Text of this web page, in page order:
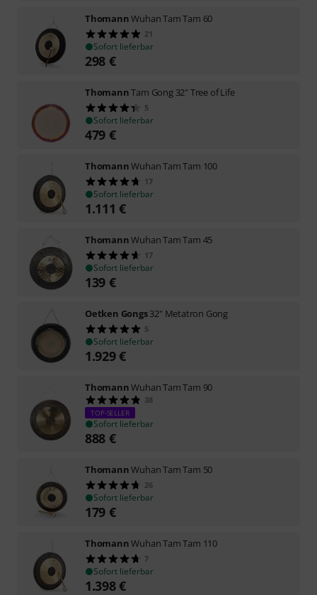
ThomannWuhan Tam Tam 60
21
Sofort lieferbar
298 €
ThomannTam Gong 32" Tree of Life
5
Sofort lieferbar
479 €
ThomannWuhan Tam Tam 100
17
Sofort lieferbar
1.111 €
ThomannWuhan Tam Tam 45
17
Sofort lieferbar
139 €
Oetken Gongs32" Metatron Gong
5
Sofort lieferbar
1.929€
ThomannWuhan Tam Tam 90
38
TOP-SELLER
Sofort lieferbar
888 €
ThomannWuhan Tam Tam 50
26
Sofort lieferbar
179 €
ThomannWuhan Tam Tam 110
7
Sofort lieferbar
1.398€